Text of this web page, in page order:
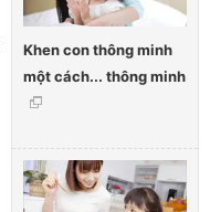
Khen con thông minh
một cách... thông minh